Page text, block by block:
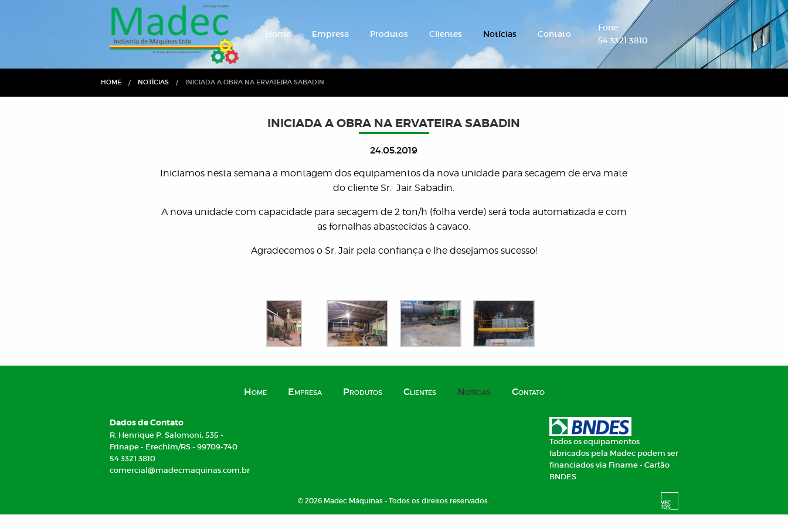
Home Empresa Produtos Clientes Notícias Contato
Fone:
54 3321 3810
HOME NOTÍCIAS CURRENT:
INICIADA A OBRA NA ERVATEIRA SABADIN
INICIADA A OBRA NA ERVATEIRA SABADIN
24.05.2019
Iniciamos nesta semana a montagem dos equipamentos da nova unidade para secagem de erva mate
do cliente Sr. Jair Sabadin.
A nova unidade com capacidade para secagem de 2 ton/h (folha verde) será toda automatizada e com
as fornalhas abastecidas à cavaco.
Agradecemos o Sr. Jair pela confiança e lhe desejamos sucesso!
Home Empresa Produtos Clientes Notícias Contato
Dados de Contato
R. Henrique P. Salomoni, 535 -
Frinape - Erechim/RS - 99709-740
54 3321 3810
comercial@madecmaquinas.com.br
Todos os equipamentos
fabricados pela Madec podem ser
financiados via Finame - Cartão
BNDES
© 2026 Madec Máquinas - Todos os direitos reservados.